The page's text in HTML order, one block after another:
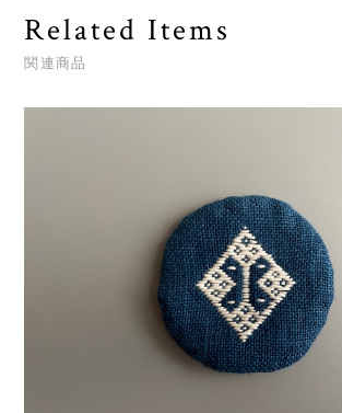
Related Items
関連商品